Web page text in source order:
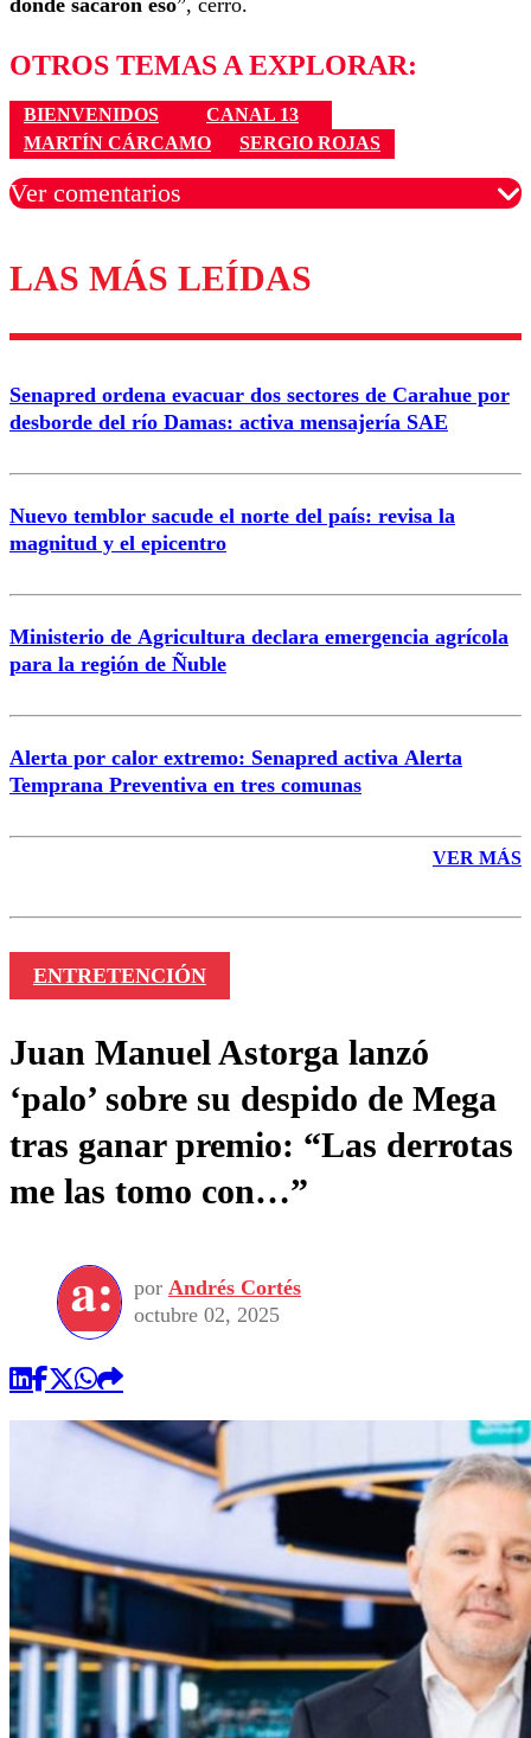
OTROS TEMAS A EXPLORAR:
BIENVENIDOS
CANAL 13
MARTÍN CÁRCAMO
SERGIO ROJAS
Ver comentarios
Los comentarios son moderados para garantizar un
diálogo respetuoso.
Nombre
Correo
LAS MÁS LEÍDAS
Senapred ordena evacuar dos sectores de Carahue por
desborde del río Damas: activa mensajería SAE
Nuevo temblor sacude el norte del país: revisa la
magnitud y el epicentro
Ministerio de Agricultura declara emergencia agrícola
para la región de Ñuble
Alerta por calor extremo: Senapred activa Alerta
Temprana Preventiva en tres comunas
VER MÁS
ENTRETENCIÓN
Juan Manuel Astorga lanzó
‘palo’ sobre su despido de Mega
tras ganar premio: “Las derrotas
me las tomo con…”
por Andrés Cortés
octubre 02, 2025